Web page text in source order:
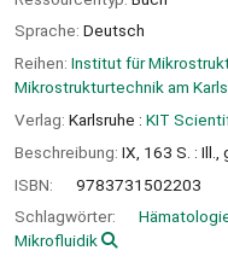
Sprache: Deutsch
Reihen: Institut für
Mikrostrukturtechnik am
Verlag: Karlsruhe : KIT
Beschreibung: IX, 163 S. : Ill.,
ISBN:
9783731502203
Schlagwörter:
Mikrofluidik